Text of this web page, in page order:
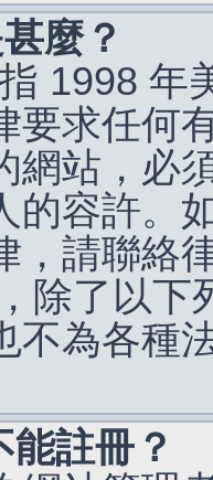
麼？
1998 年
要求任何
網站，必
的容許。
，請聯絡
除了以下
不為各種
註冊？